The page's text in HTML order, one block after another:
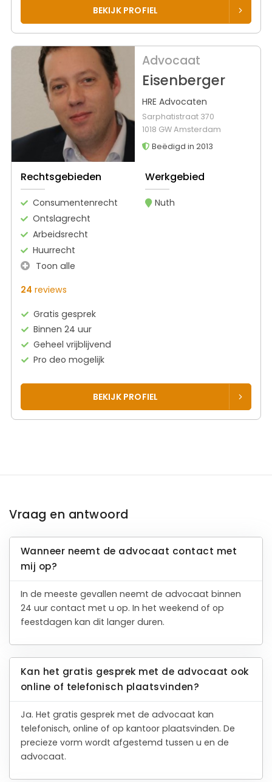
BEKIJK PROFIEL
Advocaat
Eisenberger
HRE Advocaten
Sarphatistraat 370
1018 GW Amsterdam
Beëdigd in 2013
Rechtsgebieden
Consumentenrecht
Ontslagrecht
Arbeidsrecht
Huurrecht
Toon alle
Werkgebied
Nuth
24 reviews
Gratis gesprek
Binnen 24 uur
Geheel vrijblijvend
Pro deo mogelijk
BEKIJK PROFIEL
Vraag en antwoord
Wanneer neemt de advocaat contact met
mij op?
In de meeste gevallen neemt de advocaat binnen
24 uur contact met u op. In het weekend of op
feestdagen kan dit langer duren.
Kan het gratis gesprek met de advocaat ook
online of telefonisch plaatsvinden?
Ja. Het gratis gesprek met de advocaat kan
telefonisch, online of op kantoor plaatsvinden. De
precieze vorm wordt afgestemd tussen u en de
advocaat.